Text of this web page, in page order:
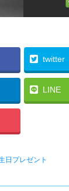
twitter
LINE
日プレゼント